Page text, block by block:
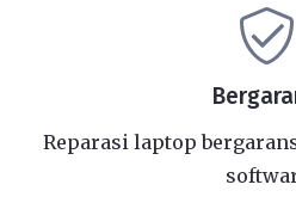
Reparasi laptop